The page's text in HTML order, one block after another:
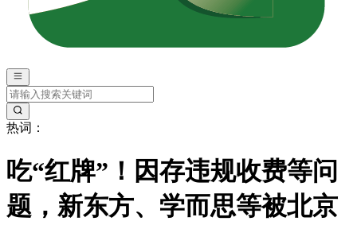
热词：
吃“红牌”！因存违规收费等问
题，新东方、学而思等被北京